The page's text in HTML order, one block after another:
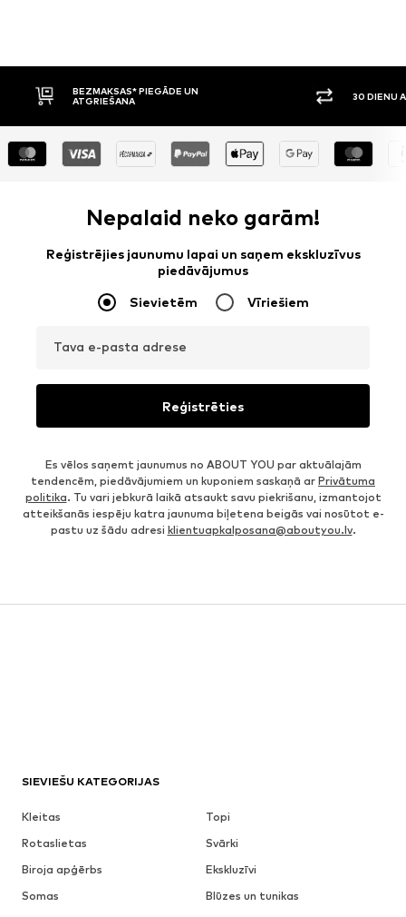
30 DIENU ATGRIEŠANAS TIESĪBAS APMAKSA
Nepalaid neko garām!
Reģistrējies jaunumu lapai un saņem ekskluzīvus
piedāvājumus
Sievietēm Vīriešiem
Tava e-pasta adrese
Reģistrēties
Es vēlos saņemt jaunumus no ABOUT YOU par aktuālajām
tendencēm, piedāvājumiem un kuponiem saskaņā ar Privātuma
politika. Tu vari jebkurā laikā atsaukt savu piekrišanu, izmantojot
atteikšanās iespēju katra jaunuma biļetena beigās vai nosūtot e-
pastu uz šādu adresi klientuapkalposana@aboutyou.lv.
SIEVIEŠU KATEGORIJAS
Kleitas
Topi
Rotaslietas
Svārki
Biroja apģērbs
Ekskluzīvi
Somas
Blūzes un tunikas